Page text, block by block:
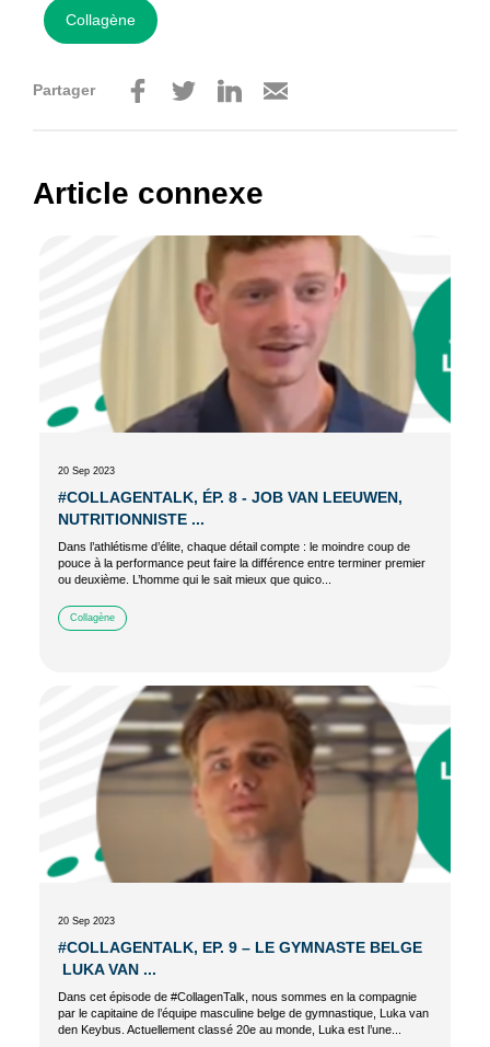
Collagène
Partager
Article connexe
20 Sep 2023
#COLLAGENTALK, ÉP. 8 - JOB VAN LEEUWEN,
NUTRITIONNISTE ...
Dans l’athlétisme d’élite, chaque détail compte : le moindre coup de
pouce à la performance peut faire la différence entre terminer premier
ou deuxième. L’homme qui le sait mieux que quico...
Collagène
20 Sep 2023
#COLLAGENTALK, EP. 9 – LE GYMNASTE BELGE
LUKA VAN ...
Dans cet épisode de #CollagenTalk, nous sommes en la compagnie
par le capitaine de l’équipe masculine belge de gymnastique, Luka van
den Keybus. Actuellement classé 20e au monde, Luka est l’une...